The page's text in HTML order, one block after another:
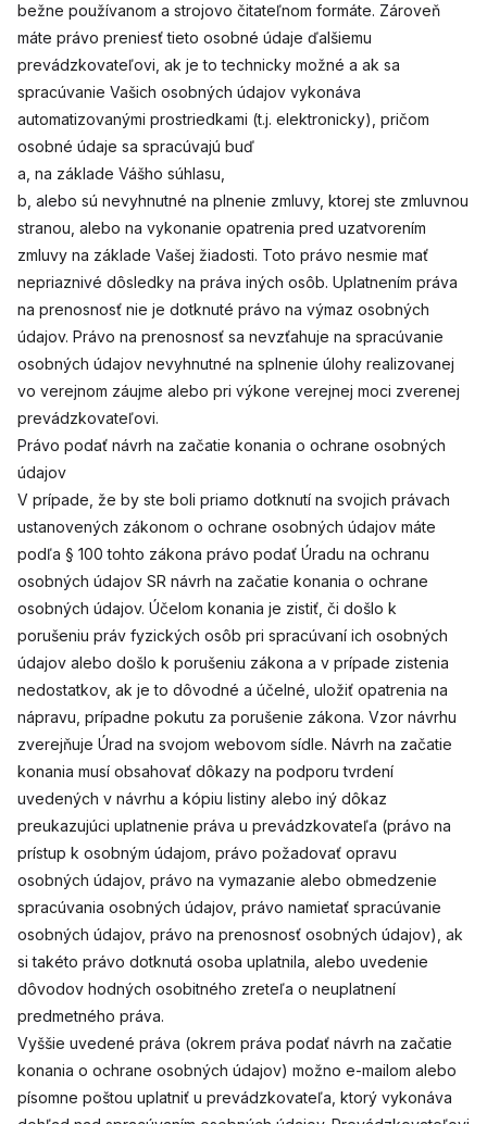
bežne používanom a strojovo čitateľnom formáte. Zároveň
máte právo preniesť tieto osobné údaje ďalšiemu
prevádzkovateľovi, ak je to technicky možné a ak sa
spracúvanie Vašich osobných údajov vykonáva
automatizovanými prostriedkami (t.j. elektronicky), pričom
osobné údaje sa spracúvajú buď
a, na základe Vášho súhlasu,
b, alebo sú nevyhnutné na plnenie zmluvy, ktorej ste zmluvnou
stranou, alebo na vykonanie opatrenia pred uzatvorením
zmluvy na základe Vašej žiadosti. Toto právo nesmie mať
nepriaznivé dôsledky na práva iných osôb. Uplatnením práva
na prenosnosť nie je dotknuté právo na výmaz osobných
údajov. Právo na prenosnosť sa nevzťahuje na spracúvanie
osobných údajov nevyhnutné na splnenie úlohy realizovanej
vo verejnom záujme alebo pri výkone verejnej moci zverenej
prevádzkovateľovi.
Právo podať návrh na začatie konania o ochrane osobných
údajov
V prípade, že by ste boli priamo dotknutí na svojich právach
ustanovených zákonom o ochrane osobných údajov máte
podľa § 100 tohto zákona právo podať Úradu na ochranu
osobných údajov SR návrh na začatie konania o ochrane
osobných údajov. Účelom konania je zistiť, či došlo k
porušeniu práv fyzických osôb pri spracúvaní ich osobných
údajov alebo došlo k porušeniu zákona a v prípade zistenia
nedostatkov, ak je to dôvodné a účelné, uložiť opatrenia na
nápravu, prípadne pokutu za porušenie zákona. Vzor návrhu
zverejňuje Úrad na svojom webovom sídle. Návrh na začatie
konania musí obsahovať dôkazy na podporu tvrdení
uvedených v návrhu a kópiu listiny alebo iný dôkaz
preukazujúci uplatnenie práva u prevádzkovateľa (právo na
prístup k osobným údajom, právo požadovať opravu
osobných údajov, právo na vymazanie alebo obmedzenie
spracúvania osobných údajov, právo namietať spracúvanie
osobných údajov, právo na prenosnosť osobných údajov), ak
si takéto právo dotknutá osoba uplatnila, alebo uvedenie
dôvodov hodných osobitného zreteľa o neuplatnení
predmetného práva.
Vyššie uvedené práva (okrem práva podať návrh na začatie
konania o ochrane osobných údajov) možno e-mailom alebo
písomne poštou uplatniť u prevádzkovateľa, ktorý vykonáva